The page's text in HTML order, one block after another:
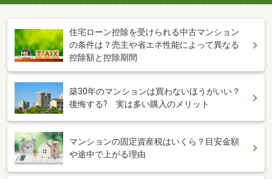
住宅ローン控除を受けられる中古マンション
の条件は？売主や省エネ性能によって異なる
控除額と控除期間
築30年のマンションは買わないほうがいい？
後悔する? 実は多い購入のメリット
マンションの固定資産税はいくら？目安金額
や途中で上がる理由